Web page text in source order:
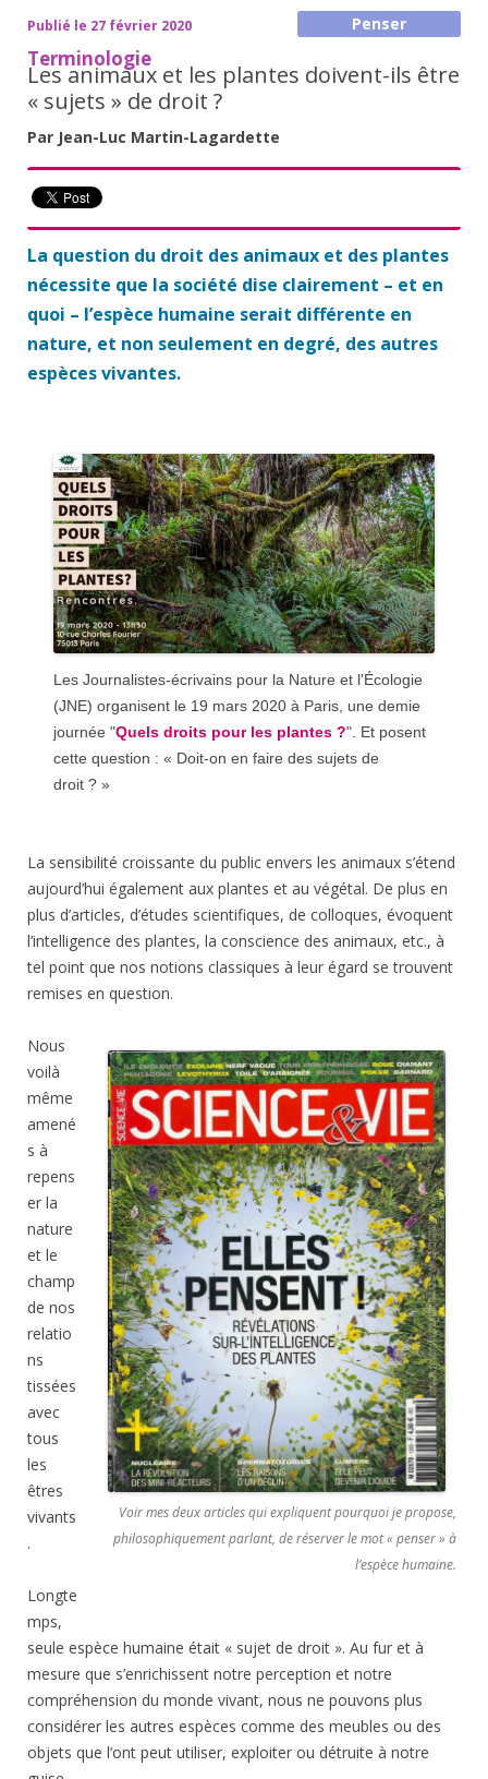
Publié le 27 février 2020 Penser
Terminologie
Les animaux et les plantes doivent-ils être
« sujets » de droit ?
Par Jean-Luc Martin-Lagardette
La question du droit des animaux et des plantes
nécessite que la société dise clairement – et en
quoi – l’espèce humaine serait différente en
nature, et non seulement en degré, des autres
espèces vivantes.
Les Journalistes-écrivains pour la Nature et l'Écologie
(JNE) organisent le 19 mars 2020 à Paris, une demie
journée "Quels droits pour les plantes ?". Et posent
cette question : « Doit-on en faire des sujets de
droit ? »
La sensibilité croissante du public envers les animaux s’étend
aujourd’hui également aux plantes et au végétal. De plus en
plus d’articles, d’études scientifiques, de colloques, évoquent
l’intelligence des plantes, la conscience des animaux, etc., à
tel point que nos notions classiques à leur égard se trouvent
remises en question.
Voir mes deux articles qui expliquent pourquoi je propose,
philosophiquement parlant, de réserver le mot « penser » à
l’espèce humaine.
Nous
voilà
même
amené
s à
repens
er la
nature
et le
champ
de nos
relatio
ns
tissées
avec
tous
les
êtres
vivants
.
Longte
mps,
seule espèce humaine était « sujet de droit ». Au fur et à
mesure que s’enrichissent notre perception et notre
compréhension du monde vivant, nous ne pouvons plus
considérer les autres espèces comme des meubles ou des
objets que l’ont peut utiliser, exploiter ou détruite à notre